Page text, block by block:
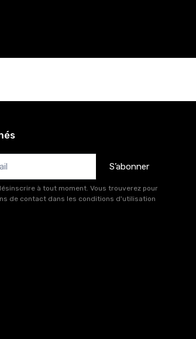
S’abonner
à tout moment. Vous trouverez pour
de contact dans les conditions d'utilisation